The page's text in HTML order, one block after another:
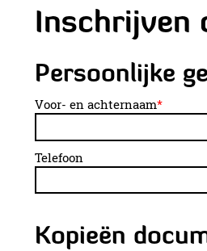
Inschrijven
Persoonlijke
Voor- en achternaam*
Telefoon
Kopieën